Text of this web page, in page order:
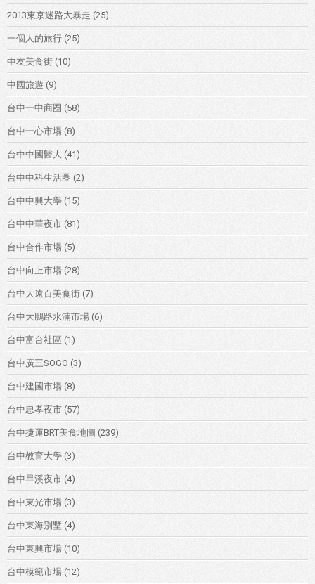
2013東京迷路大暴走 (25)
一個人的旅行 (25)
中友美食街 (10)
中國旅遊 (9)
台中一中商圈 (58)
台中一心市場 (8)
台中中國醫大 (41)
台中中科生活圈 (2)
台中中興大學 (15)
台中中華夜市 (81)
台中合作市場 (5)
台中向上市場 (28)
台中大遠百美食街 (7)
台中大鵬路水湳市場 (6)
台中富台社區 (1)
台中廣三SOGO (3)
台中建國市場 (8)
台中忠孝夜市 (57)
台中捷運BRT美食地圖 (239)
台中教育大學 (3)
台中旱溪夜市 (4)
台中東光市場 (3)
台中東海別墅 (4)
台中東興市場 (10)
台中模範市場 (12)